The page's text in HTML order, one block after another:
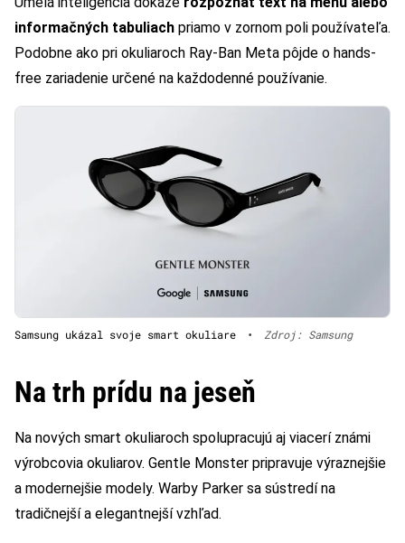
informačných tabuliach priamo v zornom poli používateľa.
Podobne ako pri okuliaroch Ray-Ban Meta pôjde o hands-
free zariadenie určené na každodenné používanie.
Samsung ukázal svoje smart okuliare • Zdroj: Samsung
Na trh prídu na jeseň
Na nových smart okuliaroch spolupracujú aj viacerí známi
výrobcovia okuliarov. Gentle Monster pripravuje výraznejšie
a modernejšie modely. Warby Parker sa sústredí na
tradičnejší a elegantnejší vzhľad.